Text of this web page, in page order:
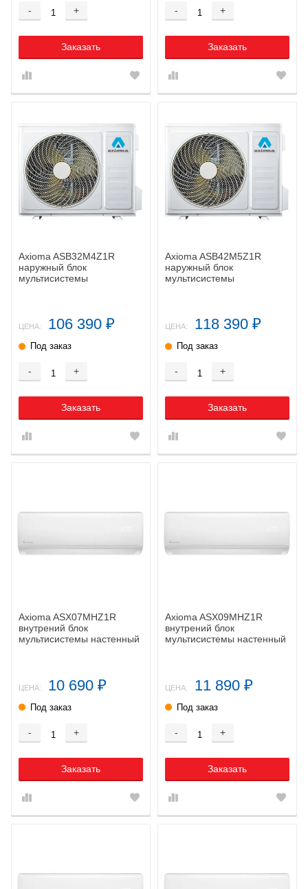
- +
Заказать
- +
Заказать
Axioma ASB32M4Z1R
наружный блок
мультисистемы
ЦЕНА: 106 390 ₽
Под заказ
- +
Заказать
Axioma ASB42M5Z1R
наружный блок
мультисистемы
ЦЕНА: 118 390 ₽
Под заказ
- +
Заказать
Axioma ASX07MHZ1R
внутрений блок
мультисистемы настенный
ЦЕНА: 10 690 ₽
Под заказ
- +
Заказать
Axioma ASX09MHZ1R
внутрений блок
мультисистемы настенный
ЦЕНА: 11 890 ₽
Под заказ
- +
Заказать